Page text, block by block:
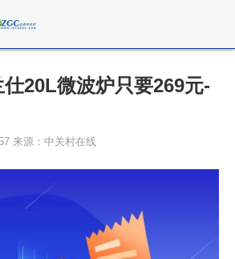
20L微波炉只要269元-
来源：中关村在线